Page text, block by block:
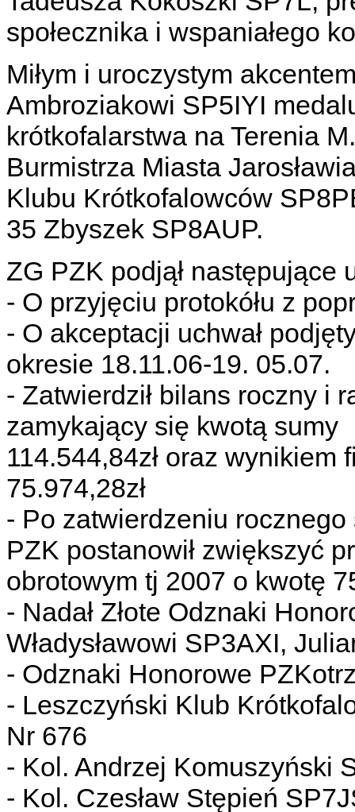
społecznika i wspaniałego
Miłym i uroczystym
Ambroziakowi SP5IYI
krótkofalarstwa na Terenia
Burmistrza Miasta
Klubu Krótkofalowców
35 Zbyszek SP8AUP.
ZG PZK podjął następujące
- O przyjęciu protokółu z
- O akceptacji uchwał
okresie 18.11.06-19. 05.07.
- Zatwierdził bilans roczny i
zamykający się kwotą
114.544,84zł oraz
75.974,28zł
- Po zatwierdzeniu
PZK postanowił zwiększyć
obrotowym tj 2007 o kwotę
- Nadał Złote Odznaki
Władysławowi SP3AXI,
- Odznaki Honorowe
- Leszczyński Klub
Nr 676
- Kol. Andrzej Komuszyński
- Kol. Czesław Stępień